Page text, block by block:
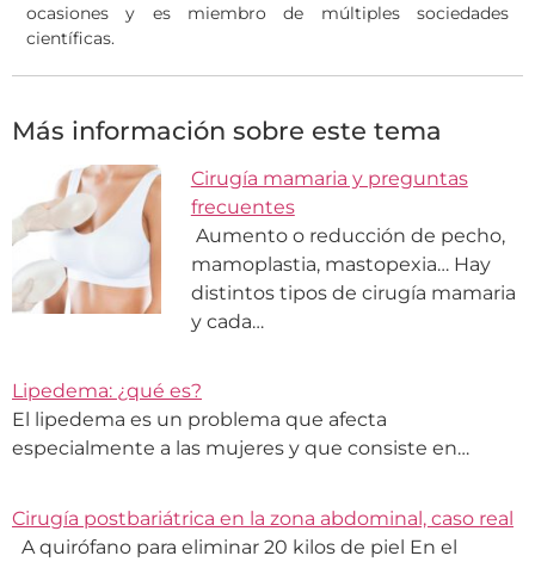
ocasiones y es miembro de múltiples sociedades
científicas.
Más información sobre este tema
Cirugía mamaria y preguntas
frecuentes
Aumento o reducción de pecho,
mamoplastia, mastopexia… Hay
distintos tipos de cirugía mamaria
y cada…
Lipedema: ¿qué es?
El lipedema es un problema que afecta
especialmente a las mujeres y que consiste en…
Cirugía postbariátrica en la zona abdominal, caso real
A quirófano para eliminar 20 kilos de piel En el